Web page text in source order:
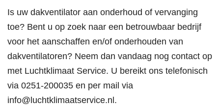
Is uw dakventilator aan onderhoud of vervanging
toe? Bent u op zoek naar een betrouwbaar bedrijf
voor het aanschaffen en/of onderhouden van
dakventilatoren? Neem dan vandaag nog contact op
met Luchtklimaat Service. U bereikt ons telefonisch
via 0251-200035 en per mail via
info@luchtklimaatservice.nl .